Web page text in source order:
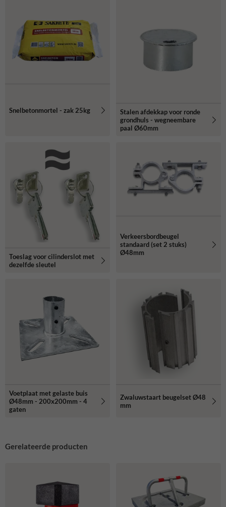
Snelbetonmortel - zak 25kg
Stalen afdekkap voor ronde
grondhuls - wegneembare
paal Ø60mm
Toeslag voor cilinderslot met
dezelfde sleutel
Verkeersbordbeugel
standaard (set 2 stuks)
Ø48mm
Voetplaat met gelaste buis
Ø48mm - 200x200mm - 4
gaten
Zwaluwstaart beugelset Ø48
mm
Gerelateerde producten